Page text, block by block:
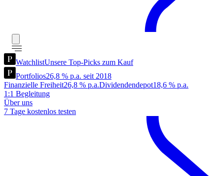
WatchlistUnsere Top-Picks zum Kauf
Portfolios26,8 % p.a. seit 2018
Finanzielle Freiheit26,8 % p.a.Dividendendepot18,6 % p.a.
1:1 Begleitung
Über uns
7 Tage kostenlos testen